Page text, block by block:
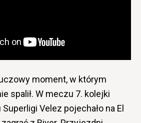
moment, w którym
spalił. W meczu 7. kolejki
Velez pojechało na El